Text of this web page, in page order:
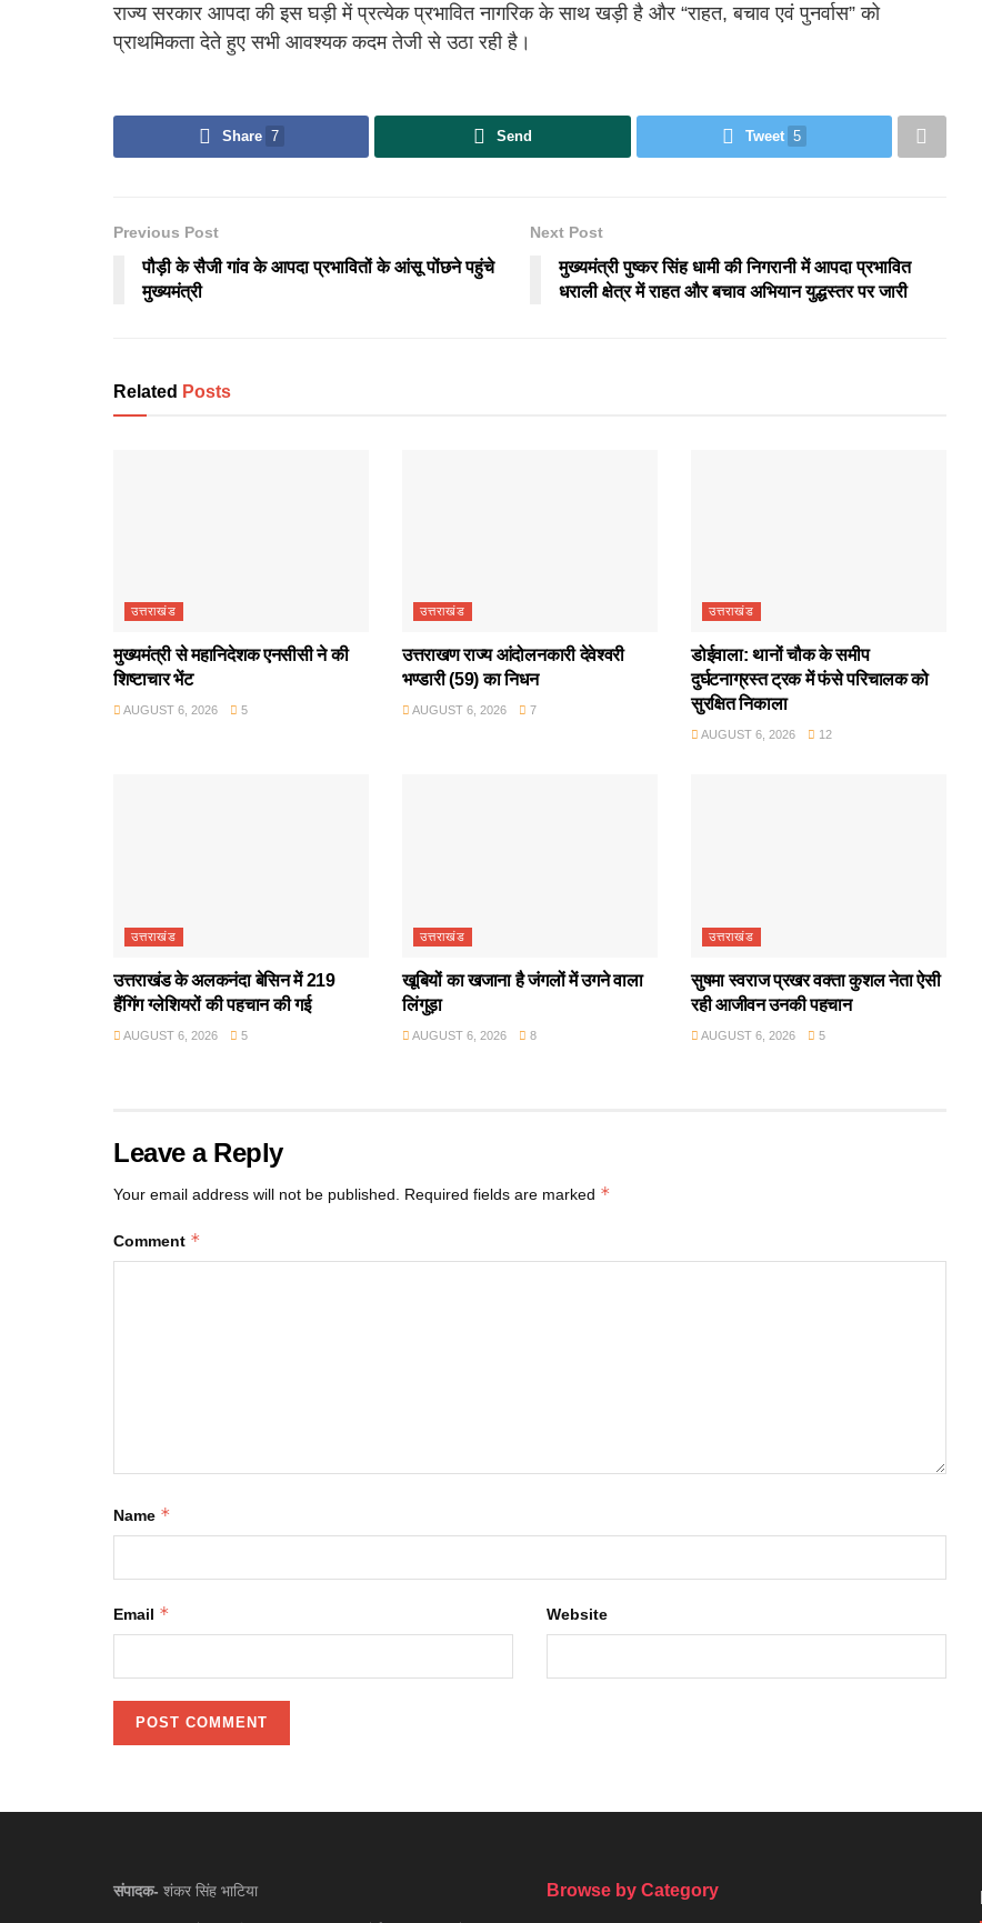
राज्य सरकार आपदा की इस घड़ी में प्रत्येक प्रभावित नागरिक के साथ खड़ी है और “राहत, बचाव एवं पुनर्वास” को
प्राथमिकता देते हुए सभी आवश्यक कदम तेजी से उठा रही है।
Share 7 Send Tweet 5
Previous Post
पौड़ी के सैजी गांव के आपदा प्रभावितों के आंसू पोंछने पहुंचे
मुख्यमंत्री
Next Post
मुख्यमंत्री पुष्कर सिंह धामी की निगरानी में आपदा प्रभावित
धराली क्षेत्र में राहत और बचाव अभियान युद्धस्तर पर जारी
Related Posts
उत्तराखंड
मुख्यमंत्री से महानिदेशक एनसीसी ने की
शिष्टाचार भेंट
AUGUST 6, 2026 5
उत्तराखंड
उत्तराखण राज्य आंदोलनकारी देवेश्वरी
भण्डारी (59) का निधन
AUGUST 6, 2026 7
उत्तराखंड
डोईवाला: थानों चौक के समीप
दुर्घटनाग्रस्त ट्रक में फंसे परिचालक को
सुरक्षित निकाला
AUGUST 6, 2026 12
उत्तराखंड
उत्तराखंड के अलकनंदा बेसिन में 219
हैंगिंग ग्लेशियरों की पहचान की गई
AUGUST 6, 2026 5
उत्तराखंड
खूबियों का खजाना है जंगलों में उगने वाला
लिंगुड़ा
AUGUST 6, 2026 8
उत्तराखंड
सुषमा स्वराज प्रखर वक्ता कुशल नेता ऐसी
रही आजीवन उनकी पहचान
AUGUST 6, 2026 5
Leave a Reply
Your email address will not be published. Required fields are marked *
Comment *
Name *
Email * Website
संपादक- शंकर सिंह भाटिया Browse by Category